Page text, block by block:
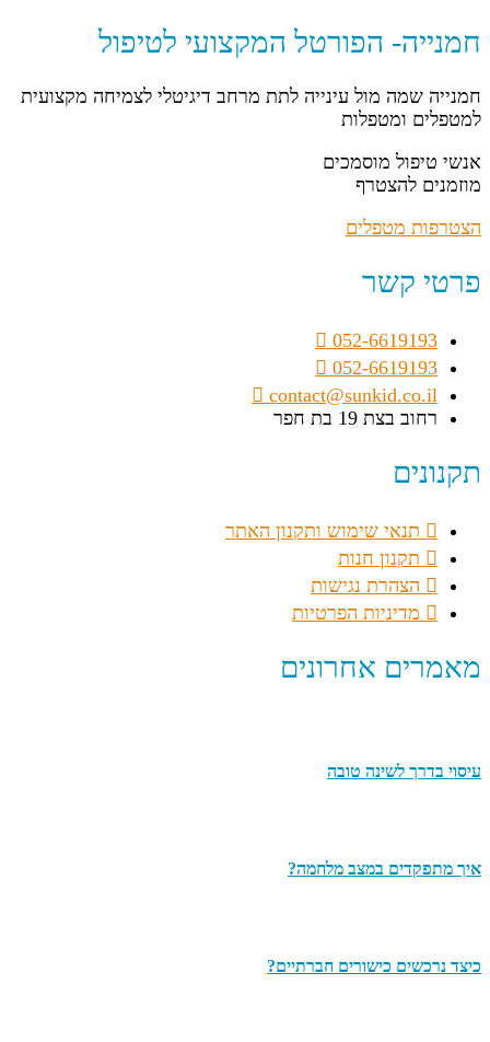
חמנייה- הפורטל המקצועי לטיפול
חמנייה שמה מול עינייה לתת מרחב דיגיטלי לצמיחה מקצועית
למטפלים ומטפלות
אנשי טיפול מוסמכים
מוזמנים להצטרף
הצטרפות מטפלים
פרטי קשר
052-6619193
052-6619193
contact@sunkid.co.il
רחוב בצת 19 בת חפר
תקנונים
תנאי שימוש ותקנון האתר
תקנון חנות
הצהרת נגישות
מדיניות הפרטיות
מאמרים אחרונים
עיסוי בדרך לשינה טובה
איך מתפקדים במצב מלחמה?
כיצד נרכשים כישורים חברתיים?